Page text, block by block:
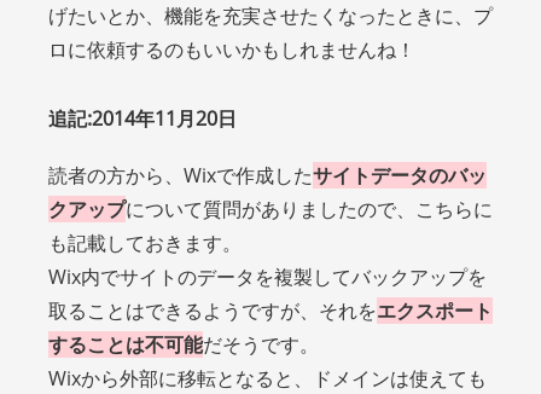
げたいとか、機能を充実させたくなったときに、プ
ロに依頼するのもいいかもしれませんね！
追記:2014年11月20日
読者の方から、Wixで作成したサイトデータのバッ
クアップについて質問がありましたので、こちらに
も記載しておきます。
Wix内でサイトのデータを複製してバックアップを
取ることはできるようですが、それをエクスポート
することは不可能だそうです。
Wixから外部に移転となると、ドメインは使えても